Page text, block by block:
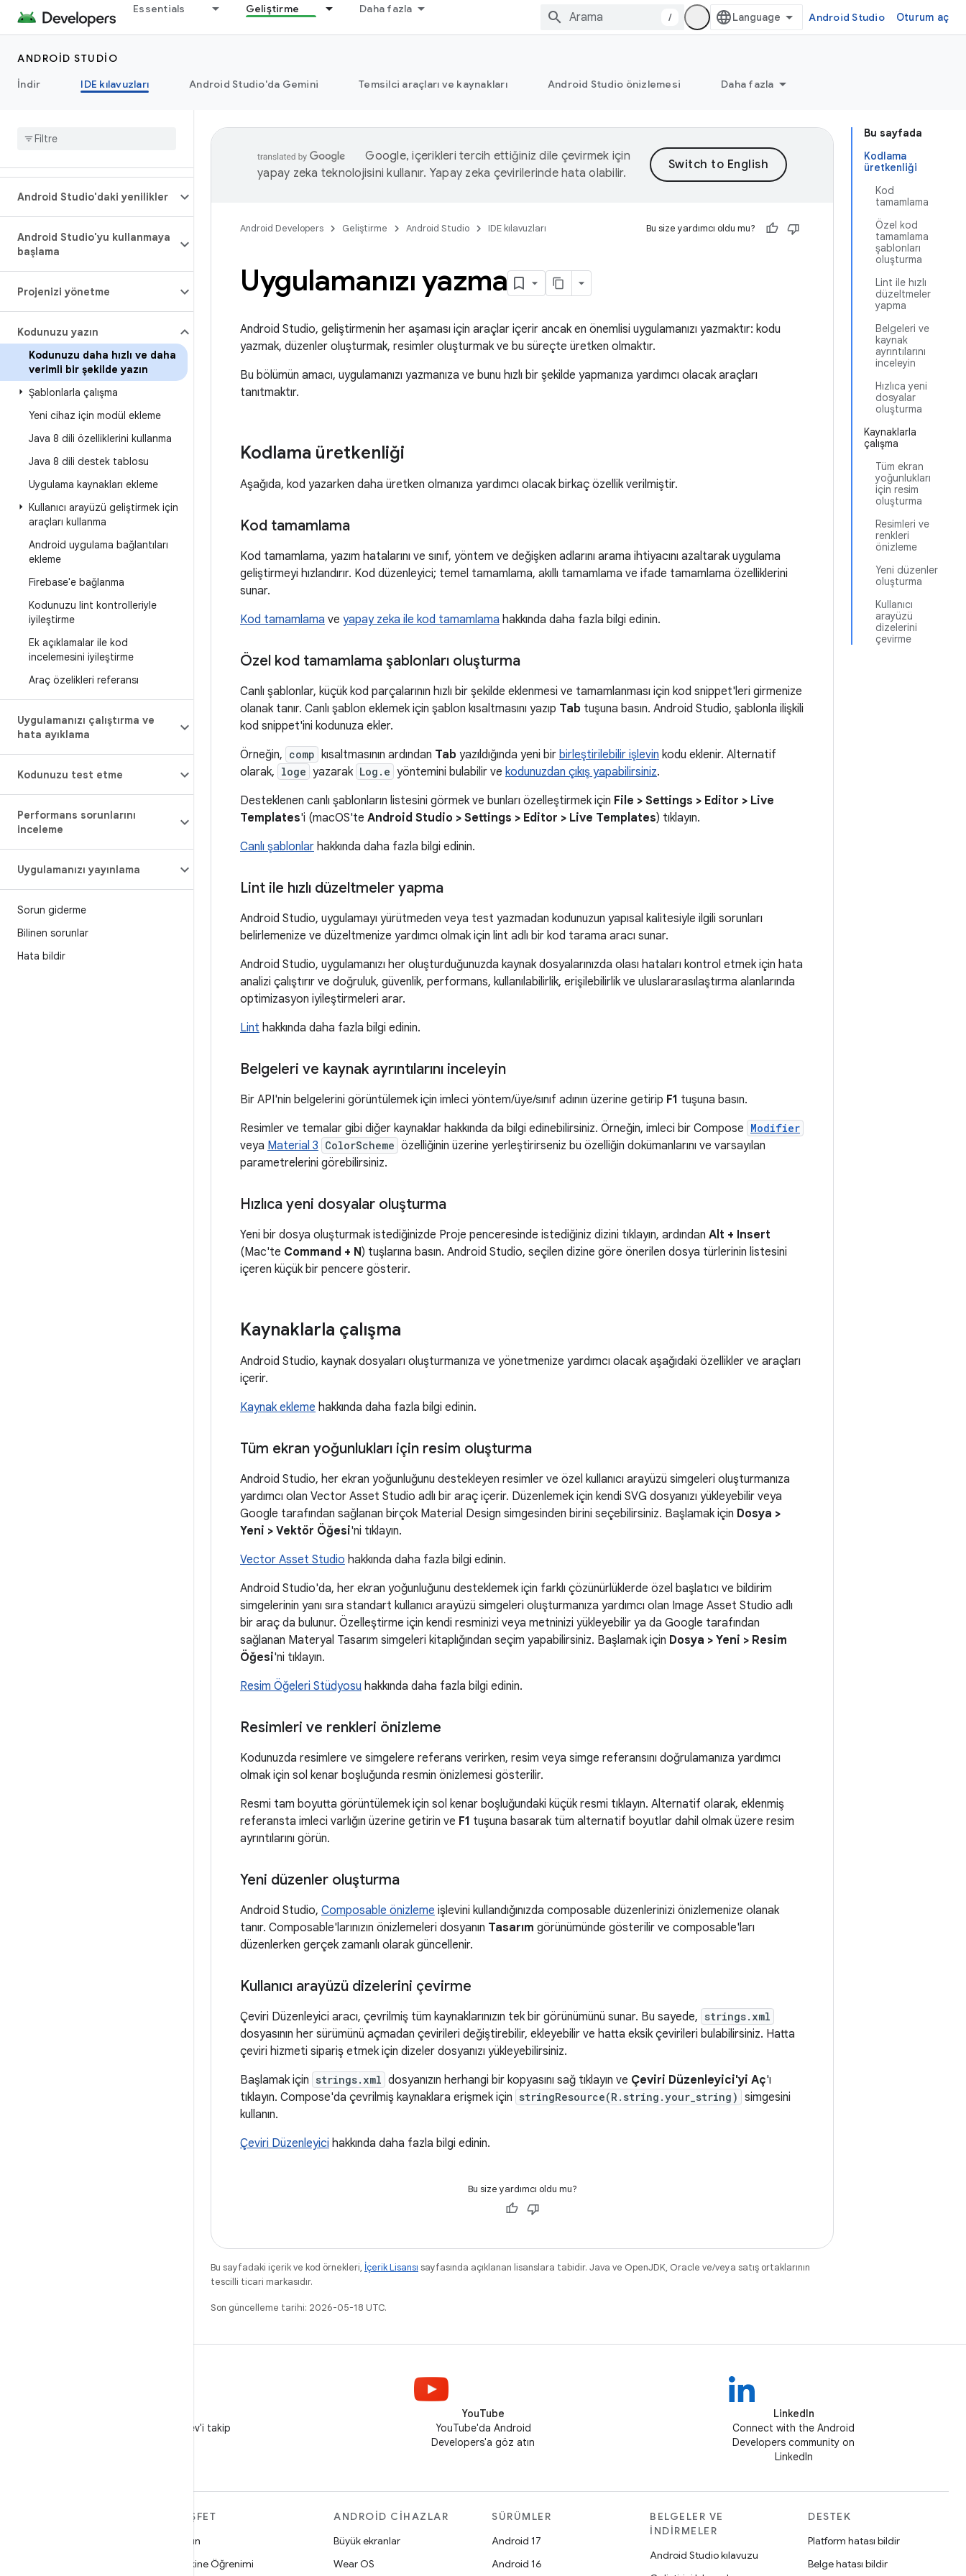
Essentials Geliştirme Daha fazla
/ Android Studio Oturum aç
ANDROID STUDIO
İndir
IDE kılavuzları Android Studio'da Gemini Temsilci araçları ve kaynakları Android Studio önizlemesi Daha fazla
Android Studio'daki yenilikler
Android Studio'yu kullanmaya
başlama
Projenizi yönetme
Kodunuzu yazın
Kodunuzu daha hızlı ve daha
verimli bir şekilde yazın
Şablonlarla çalışma
Yeni cihaz için modül ekleme
Java 8 dili özelliklerini kullanma
Java 8 dili destek tablosu
Uygulama kaynakları ekleme
Kullanıcı arayüzü geliştirmek için
araçları kullanma
Android uygulama bağlantıları
ekleme
Firebase'e bağlanma
Kodunuzu lint kontrolleriyle
iyileştirme
Ek açıklamalar ile kod
incelemesini iyileştirme
Araç özelikleri referansı
Uygulamanızı çalıştırma ve
hata ayıklama
Kodunuzu test etme
Performans sorunlarını
inceleme
Uygulamanızı yayınlama
Sorun giderme
Bilinen sorunlar
Hata bildir
Bu sayfada
Kodlama
üretkenliği
Kod
tamamlama
Özel kod
tamamlama
şablonları
oluşturma
Lint ile hızlı
düzeltmeler
yapma
Belgeleri ve
kaynak
ayrıntılarını
inceleyin
Hızlıca yeni
dosyalar
oluşturma
Kaynaklarla
çalışma
Tüm ekran
yoğunlukları
için resim
oluşturma
Resimleri ve
renkleri
önizleme
Yeni düzenler
oluşturma
Kullanıcı
arayüzü
dizelerini
çevirme
Google, içerikleri tercih ettiğiniz dile çevirmek için
yapay zeka teknolojisini kullanır. Yapay zeka çevirilerinde hata olabilir.
Android Developers Geliştirme Android Studio IDE kılavuzları Bu size yardımcı oldu mu?
Uygulamanızı yazma
Android Studio, geliştirmenin her aşaması için araçlar içerir ancak en önemlisi uygulamanızı yazmaktır: kodu
yazmak, düzenler oluşturmak, resimler oluşturmak ve bu süreçte üretken olmaktır.
Bu bölümün amacı, uygulamanızı yazmanıza ve bunu hızlı bir şekilde yapmanıza yardımcı olacak araçları
tanıtmaktır.
Kodlama üretkenliği
Aşağıda, kod yazarken daha üretken olmanıza yardımcı olacak birkaç özellik verilmiştir.
Kod tamamlama
Kod tamamlama, yazım hatalarını ve sınıf, yöntem ve değişken adlarını arama ihtiyacını azaltarak uygulama
geliştirmeyi hızlandırır. Kod düzenleyici; temel tamamlama, akıllı tamamlama ve ifade tamamlama özelliklerini
sunar.
Kod tamamlama ve yapay zeka ile kod tamamlama hakkında daha fazla bilgi edinin.
Özel kod tamamlama şablonları oluşturma
Canlı şablonlar, küçük kod parçalarının hızlı bir şekilde eklenmesi ve tamamlanması için kod snippet'leri girmenize
olanak tanır. Canlı şablon eklemek için şablon kısaltmasını yazıp Tab tuşuna basın. Android Studio, şablonla ilişkili
kod snippet'ini kodunuza ekler.
Örneğin, comp kısaltmasının ardından Tab yazıldığında yeni bir birleştirilebilir işlevin kodu eklenir. Alternatif
olarak, loge yazarak Log.e yöntemini bulabilir ve kodunuzdan çıkış yapabilirsiniz.
Desteklenen canlı şablonların listesini görmek ve bunları özelleştirmek için File > Settings > Editor > Live
Templates'i (macOS'te Android Studio > Settings > Editor > Live Templates) tıklayın.
Canlı şablonlar hakkında daha fazla bilgi edinin.
Lint ile hızlı düzeltmeler yapma
Android Studio, uygulamayı yürütmeden veya test yazmadan kodunuzun yapısal kalitesiyle ilgili sorunları
belirlemenize ve düzeltmenize yardımcı olmak için lint adlı bir kod tarama aracı sunar.
Android Studio, uygulamanızı her oluşturduğunuzda kaynak dosyalarınızda olası hataları kontrol etmek için hata
analizi çalıştırır ve doğruluk, güvenlik, performans, kullanılabilirlik, erişilebilirlik ve uluslararasılaştırma alanlarında
optimizasyon iyileştirmeleri arar.
Lint hakkında daha fazla bilgi edinin.
Belgeleri ve kaynak ayrıntılarını inceleyin
Bir API'nin belgelerini görüntülemek için imleci yöntem/üye/sınıf adının üzerine getirip F1 tuşuna basın.
Resimler ve temalar gibi diğer kaynaklar hakkında da bilgi edinebilirsiniz. Örneğin, imleci bir Compose Modifier
veya Material 3 ColorScheme özelliğinin üzerine yerleştirirseniz bu özelliğin dokümanlarını ve varsayılan
parametrelerini görebilirsiniz.
Hızlıca yeni dosyalar oluşturma
Yeni bir dosya oluşturmak istediğinizde Proje penceresinde istediğiniz dizini tıklayın, ardından Alt + Insert
(Mac'te Command + N) tuşlarına basın. Android Studio, seçilen dizine göre önerilen dosya türlerinin listesini
içeren küçük bir pencere gösterir.
Kaynaklarla çalışma
Android Studio, kaynak dosyaları oluşturmanıza ve yönetmenize yardımcı olacak aşağıdaki özellikler ve araçları
içerir.
Kaynak ekleme hakkında daha fazla bilgi edinin.
Tüm ekran yoğunlukları için resim oluşturma
Android Studio, her ekran yoğunluğunu destekleyen resimler ve özel kullanıcı arayüzü simgeleri oluşturmanıza
yardımcı olan Vector Asset Studio adlı bir araç içerir. Düzenlemek için kendi SVG dosyanızı yükleyebilir veya
Google tarafından sağlanan birçok Material Design simgesinden birini seçebilirsiniz. Başlamak için Dosya >
Yeni > Vektör Öğesi'ni tıklayın.
Vector Asset Studio hakkında daha fazla bilgi edinin.
Android Studio'da, her ekran yoğunluğunu desteklemek için farklı çözünürlüklerde özel başlatıcı ve bildirim
simgelerinin yanı sıra standart kullanıcı arayüzü simgeleri oluşturmanıza yardımcı olan Image Asset Studio adlı
bir araç da bulunur. Özelleştirme için kendi resminizi veya metninizi yükleyebilir ya da Google tarafından
sağlanan Materyal Tasarım simgeleri kitaplığından seçim yapabilirsiniz. Başlamak için Dosya > Yeni > Resim
Öğesi'ni tıklayın.
Resim Öğeleri Stüdyosu hakkında daha fazla bilgi edinin.
Resimleri ve renkleri önizleme
Kodunuzda resimlere ve simgelere referans verirken, resim veya simge referansını doğrulamanıza yardımcı
olmak için sol kenar boşluğunda resmin önizlemesi gösterilir.
Resmi tam boyutta görüntülemek için sol kenar boşluğundaki küçük resmi tıklayın. Alternatif olarak, eklenmiş
referansta imleci varlığın üzerine getirin ve F1 tuşuna basarak tüm alternatif boyutlar dahil olmak üzere resim
ayrıntılarını görün.
Yeni düzenler oluşturma
Android Studio, Composable önizleme işlevini kullandığınızda composable düzenlerinizi önizlemenize olanak
tanır. Composable'larınızın önizlemeleri dosyanın Tasarım görünümünde gösterilir ve composable'ları
düzenlerken gerçek zamanlı olarak güncellenir.
Kullanıcı arayüzü dizelerini çevirme
Çeviri Düzenleyici aracı, çevrilmiş tüm kaynaklarınızın tek bir görünümünü sunar. Bu sayede, strings.xml
dosyasının her sürümünü açmadan çevirileri değiştirebilir, ekleyebilir ve hatta eksik çevirileri bulabilirsiniz. Hatta
çeviri hizmeti sipariş etmek için dizeler dosyanızı yükleyebilirsiniz.
Başlamak için strings.xml dosyanızın herhangi bir kopyasını sağ tıklayın ve Çeviri Düzenleyici'yi Aç'ı
tıklayın. Compose'da çevrilmiş kaynaklara erişmek için stringResource(R.string.your_string) simgesini
kullanın.
Çeviri Düzenleyici hakkında daha fazla bilgi edinin.
Bu size yardımcı oldu mu?
Bu sayfadaki içerik ve kod örnekleri, İçerik Lisansı sayfasında açıklanan lisanslara tabidir. Java ve OpenJDK, Oracle ve/veya satış ortaklarının
tescilli ticari markasıdır.
Son güncelleme tarihi: 2026-05-18 UTC.
X'te @AndroidDev'i takip
YouTube
YouTube'da Android
Developers'a göz atın
LinkedIn
Connect with the Android
Developers community on
LinkedIn
KEŞFET
Oyun
Makine Öğrenimi
ANDROID CIHAZLAR
Büyük ekranlar
Wear OS
SÜRÜMLER
Android 17
Android 16
BELGELER VE
İNDIRMELER
Android Studio kılavuzu
DESTEK
Platform hatası bildir
Belge hatası bildir